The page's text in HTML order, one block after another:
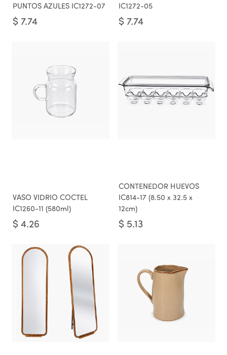
PUNTOS AZULES IC1272-07
$ 7.74
IC1272-05
$ 7.74
VASO VIDRIO COCTEL
IC1260-11 (580ml)
$ 4.26
CONTENEDOR HUEVOS
IC814-17 (8.50 x 32.5 x
12cm)
$ 5.13